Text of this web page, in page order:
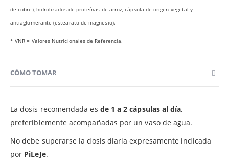
de cobre), hidrolizados de proteínas de arroz, cápsula de origen vegetal y
antiaglomerante (estearato de magnesio).
* VNR = Valores Nutricionales de Referencia.
CÓMO TOMAR
La dosis recomendada es de 1 a 2 cápsulas al día,
preferiblemente acompañadas por un vaso de agua.
No debe superarse la dosis diaria expresamente indicada
por PiLeJe.